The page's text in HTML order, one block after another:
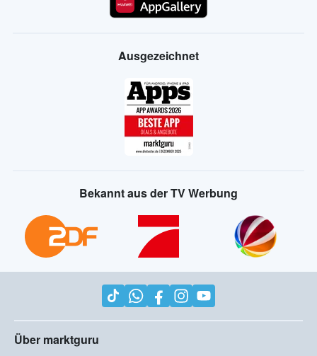
Ausgezeichnet
Bekannt aus der TV Werbung
Über marktguru